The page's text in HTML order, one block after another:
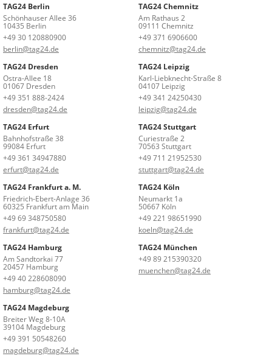
TAG24 Berlin
Schönhauser Allee 36
10435 Berlin
+49 30 120880900
berlin@tag24.de
TAG24 Chemnitz
Am Rathaus 2
09111 Chemnitz
+49 371 6906600
chemnitz@tag24.de
TAG24 Dresden
Ostra-Allee 18
01067 Dresden
+49 351 888-2424
dresden@tag24.de
TAG24 Leipzig
Karl-Liebknecht-Straße 8
04107 Leipzig
+49 341 24250430
leipzig@tag24.de
TAG24 Erfurt
Bahnhofstraße 38
99084 Erfurt
+49 361 34947880
erfurt@tag24.de
TAG24 Stuttgart
Curiestraße 2
70563 Stuttgart
+49 711 21952530
stuttgart@tag24.de
TAG24 Frankfurt a. M.
Friedrich-Ebert-Anlage 36
60325 Frankfurt am Main
+49 69 348750580
frankfurt@tag24.de
TAG24 Köln
Neumarkt 1a
50667 Köln
+49 221 98651990
koeln@tag24.de
TAG24 Hamburg
Am Sandtorkai 77
20457 Hamburg
+49 40 228608090
hamburg@tag24.de
TAG24 München
+49 89 215390320
muenchen@tag24.de
TAG24 Magdeburg
Breiter Weg 8-10A
39104 Magdeburg
+49 391 50548260
magdeburg@tag24.de